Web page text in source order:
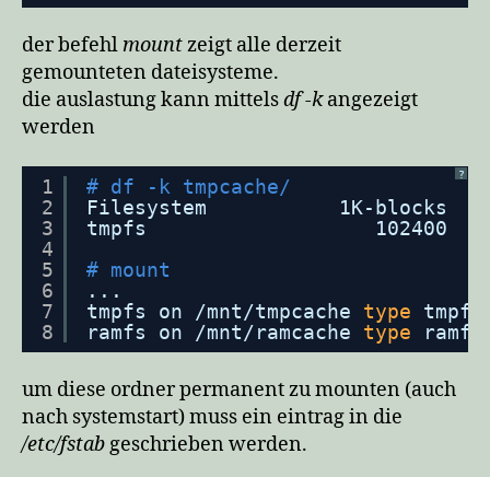
der befehl mountzeigt alle derzeit
gemounteten dateisysteme.
die auslastung kann mittelsdf -kangezeigt
werden
?
1
2
3
4
5
6
7
8
# df -k tmpcache/
Filesystem           1K-blocks
tmpfs                   102400
# mount
...
tmpfs on /mnt/tmpcache type
ramfs on /mnt/ramcache type
um diese ordner permanent zu mounten (auch
nach systemstart) muss ein eintrag in die
/etc/fstabgeschrieben werden.